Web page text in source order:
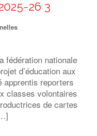
26 3
fédération nationale
d’éducation aux
apprentis reporters
classes volontaires
de cartes